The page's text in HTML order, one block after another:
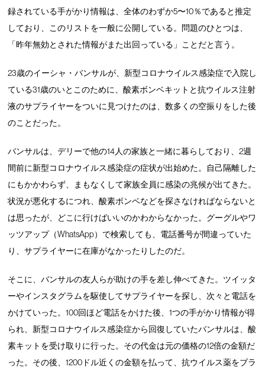
録されている手がかり情報は、全体のわずか5〜10％であると推定
しており、このリストを一般に公開している。問題のひとつは、
「昨年無効とされた情報がまた出回っている」ことだと言う。
23歳のイーシャ・バンサルが、新型コロナウイルス感染症で入院し
ている31歳のいとこのために、酸素ボンベキットと抗ウイルス注射
液のサプライヤーをついに見つけたのは、数多くの空振りをした後
のことだった。
バンサルは、デリーで他の14人の家族と一緒に暮らしており、2週
間前に新型コロナウイルス感染症の症状が出始めた。自己隔離した
にもかかわらず、まもなくして家族全員に感染の兆候が出てきた。
状況が悪化するにつれ、酸素ボンベなどを探さなければならないと
は思ったが、どこに行けばいいのかわからなかった。グーグルやワ
ッツアップ（WhatsApp）で検索しても、電話番号が間違っていた
り、サプライヤーに在庫がなかったりしたのだ。
そこに、バンサルの友人らが助けの手を差し伸べてきた。ツイッタ
ーやインスタグラムを駆使してサプライヤーを探し、次々と電話を
かけていった。100回ほど電話をかけた後、1つの手がかり情報が得
られ、新型コロナウイルス感染症から回復していたバンサルは、酸
素キットを受け取りに行った。その代金は元の価格の12倍の金額だ
った。その後、1200ドル近くの金額を払って、抗ウイルス薬をブラ